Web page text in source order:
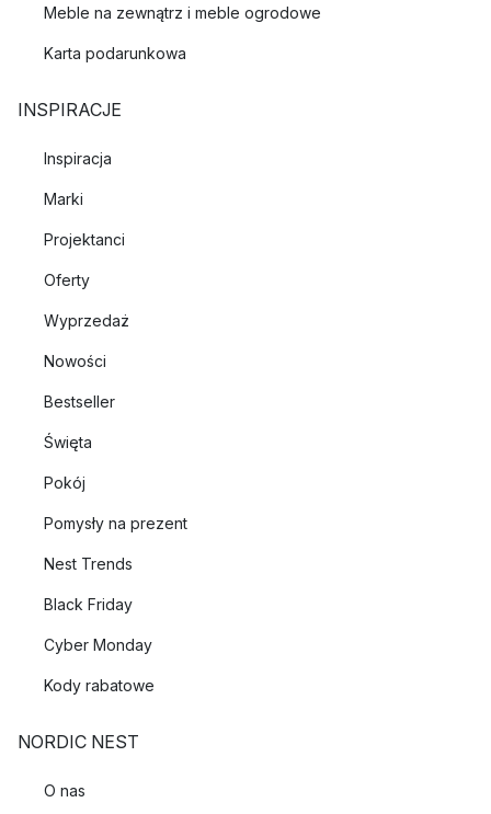
Meble na zewnątrz i meble ogrodowe
Karta podarunkowa
INSPIRACJE
Inspiracja
Marki
Projektanci
Oferty
Wyprzedaż
Nowości
Bestseller
Święta
Pokój
Pomysły na prezent
Nest Trends
Black Friday
Cyber Monday
Kody rabatowe
NORDIC NEST
O nas